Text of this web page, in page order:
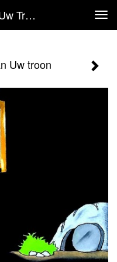
Gert C - U Daalde Neer Van Uw Troon
Uw troon